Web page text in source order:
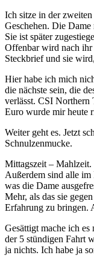
Ich sitze in der
Geschehen. Die
Sie ist später
Offenbar wird nach
Steckbrief und sie
Hier habe ich mich
die nächste sein, die
verlässt. CSI Northern
Euro wurde mir heute
Weiter geht es. Jetzt
Schnulzenmucke.
Mittagszeit – Mahlzeit.
Außerdem sind alle
was die Dame
Mehr, als das sie
Erfahrung zu bringen.
Gesättigt mache ich
der 5 stündigen Fahrt
ja nichts. Ich habe ja